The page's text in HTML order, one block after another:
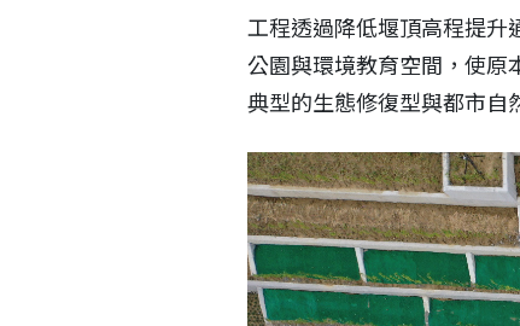
工程透過降低堰頂高程提升
公園與環境教育空間，使原
典型的生態修復型與都市自